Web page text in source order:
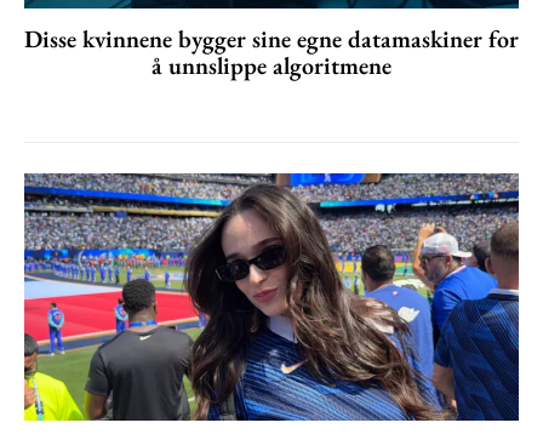
Disse kvinnene bygger sine egne datamaskiner for
å unnslippe algoritmene